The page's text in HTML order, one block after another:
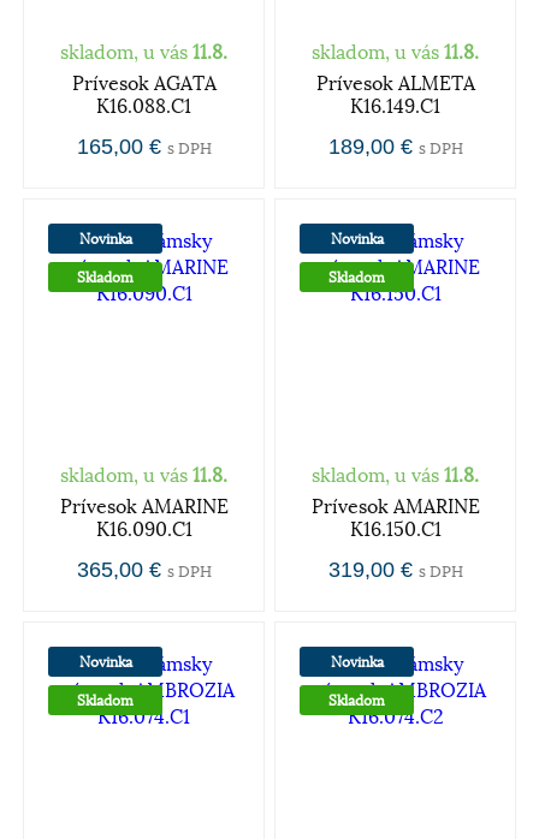
skladom, u vás 11.8.
Prívesok AGATA
K16.088.C1
165,00 € s DPH
skladom, u vás 11.8.
Prívesok ALMETA
K16.149.C1
189,00 € s DPH
Novinka
Skladom
skladom, u vás 11.8.
Prívesok AMARINE
K16.090.C1
365,00 € s DPH
Novinka
Skladom
skladom, u vás 11.8.
Prívesok AMARINE
K16.150.C1
319,00 € s DPH
Novinka
Skladom
Novinka
Skladom